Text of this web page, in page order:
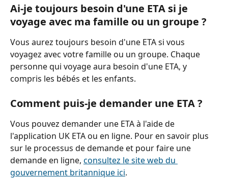
Ai-je toujours besoin d'une ETA si je
voyage avec ma famille ou un groupe ?
Vous aurez toujours besoin d'une ETA si vous
voyagez avec votre famille ou un groupe. Chaque
personne qui voyage aura besoin d'une ETA, y
compris les bébés et les enfants.
Comment puis-je demander une ETA ?
Vous pouvez demander une ETA à l'aide de
l'application UK ETA ou en ligne. Pour en savoir plus
sur le processus de demande et pour faire une
demande en ligne, consultez le site web du
gouvernement britannique ici.